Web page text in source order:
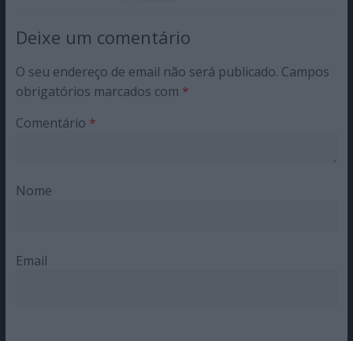
Deixe um comentário
O seu endereço de email não será publicado. Campos
obrigatórios marcados com *
Comentário *
Nome
Email